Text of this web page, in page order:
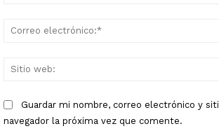
Guardar mi nombre, correo electrónico y
navegador la próxima vez que comente.